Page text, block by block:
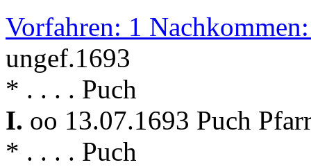
Vorfahren: 1
ungef.1693
* . . . . Puch
I. oo 13.07.1693 Puch
* . . . . Puch